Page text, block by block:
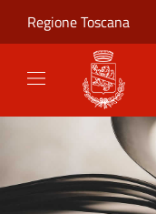
Regione Toscana